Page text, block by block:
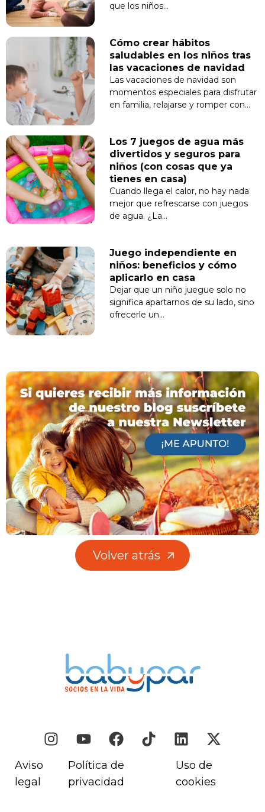
que los niños…
Cómo crear hábitos
saludables en los niños tras
las vacaciones de navidad
Las vacaciones de navidad son
momentos especiales para disfrutar
en familia, relajarse y romper con…
Los 7 juegos de agua más
divertidos y seguros para
niños (con cosas que ya
tienes en casa)
Cuando llega el calor, no hay nada
mejor que refrescarse con juegos
de agua. ¿La…
Juego independiente en
niños: beneficios y cómo
aplicarlo en casa
Dejar que un niño juegue solo no
significa apartarnos de su lado, sino
ofrecerle un…
Volver atrás
Aviso
legal
Política de
privacidad
Uso de
cookies